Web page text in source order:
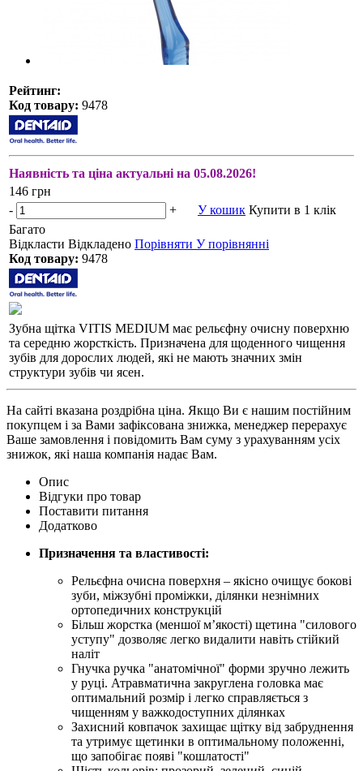
Рейтинг:
Код товару: 9478
Наявність та ціна актуальні на 05.08.2026!
146 грн
-
+ У кошик Купити в 1 клік
Багато
Відкласти Відкладено Порівняти У порівнянні
Код товару: 9478
Зубна щітка VITIS MEDIUM має рельєфну очисну поверхню
та середню жорсткість. Призначена для щоденного чищення
зубів для дорослих людей, які не мають значних змін
структури зубів чи ясен.
На сайті вказана роздрібна ціна. Якщо Ви є нашим постійним
покупцем і за Вами зафіксована знижка, менеджер перерахує
Ваше замовлення і повідомить Вам суму з урахуванням усіх
знижок, які наша компанія надає Вам.
Опис
Відгуки про товар
Поставити питання
Додатково
Призначення та властивості:
Рельєфна очисна поверхня – якісно очищує бокові
зуби, міжзубні проміжки, ділянки незнімних
ортопедичних конструкцій
Більш жорстка (меншої м’якості) щетина "силового
уступу" дозволяє легко видалити навіть стійкий
наліт
Гнучка ручка "анатомічної" форми зручно лежить
у руці. Атравматична закруглена головка має
оптимальний розмір і легко справляється з
чищенням у важкодоступних ділянках
Захисний ковпачок захищає щітку від забруднення
та утримує щетинки в оптимальному положенні,
що запобігає появі "кошлатості"